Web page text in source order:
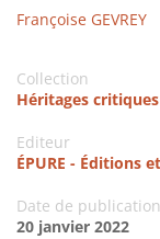
Françoise GEVREY
Collection
Héritages critiques
Editeur
ÉPURE - Éditions
Date de publication
20 janvier 2022